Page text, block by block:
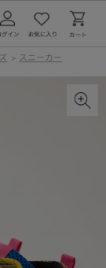
> スニーカー